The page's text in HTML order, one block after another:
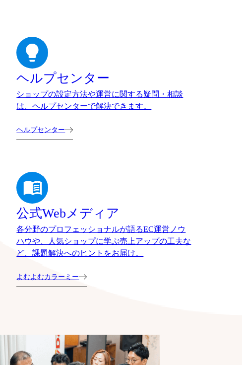
ヘルプセンター
ショップの設定方法や運営に関する疑問・相談
は、ヘルプセンターで解決できます。
ヘルプセンター
公式Webメディア
各分野のプロフェッショナルが語るEC運営ノウ
ハウや、人気ショップに学ぶ売上アップの工夫な
ど、課題解決へのヒントをお届け。
よむよむカラーミー